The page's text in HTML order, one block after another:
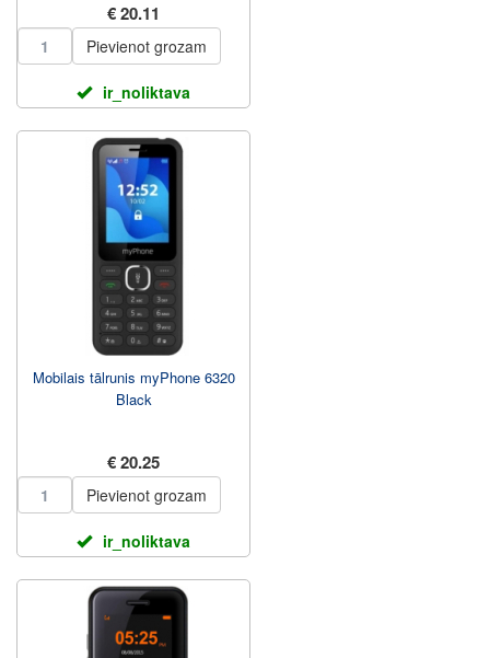
MAH
€ 20.11
Pievienot grozam
ir_noliktava
Mobilais tālrunis myPhone 6320
Black
€ 20.25
Pievienot grozam
ir_noliktava